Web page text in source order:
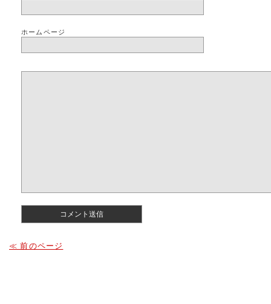
ホームページ
≪ 前のページ